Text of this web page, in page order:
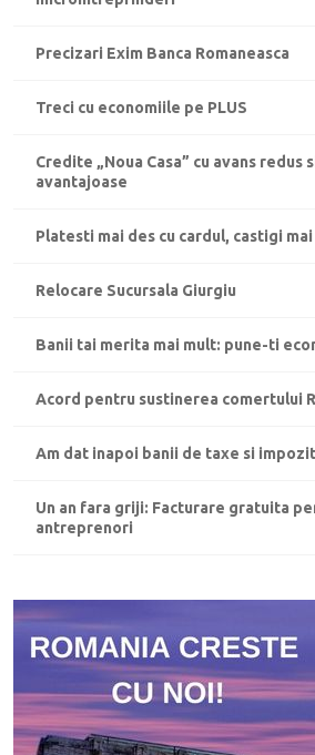
Precizari Exim Banca Romaneasca
Treci cu economiile pe PLUS
Credite „Noua Casa” cu avans redus
avantajoase
Platesti mai des cu cardul, castigi
Relocare Sucursala Giurgiu
Banii tai merita mai mult: pune-ti
Acord pentru sustinerea comertului
Am dat inapoi banii de taxe si
Un an fara griji: Facturare gratuita
antreprenori